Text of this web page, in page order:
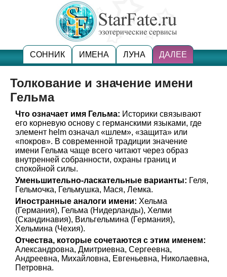
СОННИК ИМЕНА ЛУНА ДАЛЕЕ
Толкование и значение имени
Гельма
Что означает имя Гельма: Историки связывают
его корневую основу с германскими языками, где
элемент helm означал «шлем», «защита» или
«покров». В современной традиции значение
имени Гельма чаще всего читают через образ
внутренней собранности, охраны границ и
спокойной силы.
Уменьшительно-ласкательные варианты: Геля,
Гельмочка, Гельмушка, Мася, Лемка.
Иностранные аналоги имени: Хельма
(Германия), Гельма (Нидерланды), Хелми
(Скандинавия), Вильгельмина (Германия),
Хельмина (Чехия).
Отчества, которые сочетаются с этим именем:
Александровна, Дмитриевна, Сергеевна,
Андреевна, Михайловна, Евгеньевна, Николаевна,
Петровна.